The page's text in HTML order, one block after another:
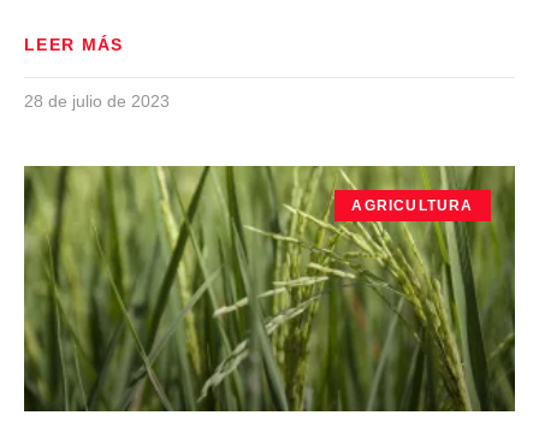
LEER MÁS
28 de julio de 2023
AGRICULTURA